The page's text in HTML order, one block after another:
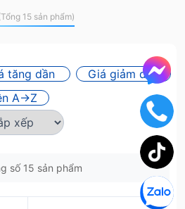
15 sản phẩm)
tăng dần
Giá giảm dần
A->Z
số 15 sản phẩm